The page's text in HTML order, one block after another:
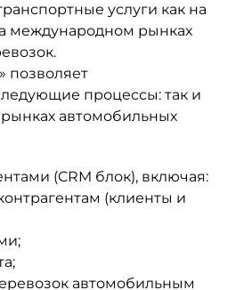
услуги как на
международном рынках
позволяет
процессы: так и
автомобильных
(CRM блок), включая:
(клиенты и
автомобильным